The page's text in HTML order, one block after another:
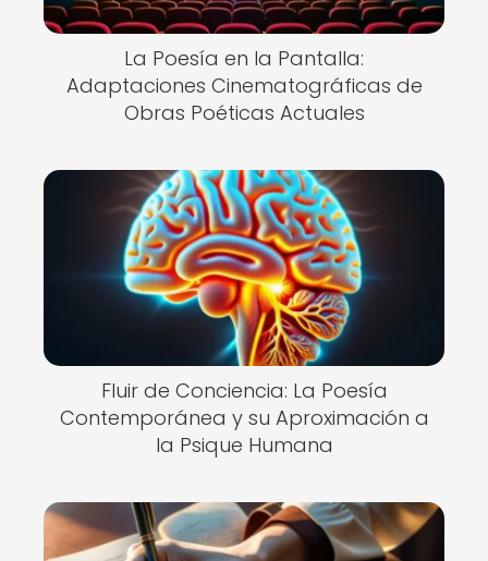
La Poesía en la Pantalla:
Adaptaciones Cinematográficas de
Obras Poéticas Actuales
Fluir de Conciencia: La Poesía
Contemporánea y su Aproximación a
la Psique Humana